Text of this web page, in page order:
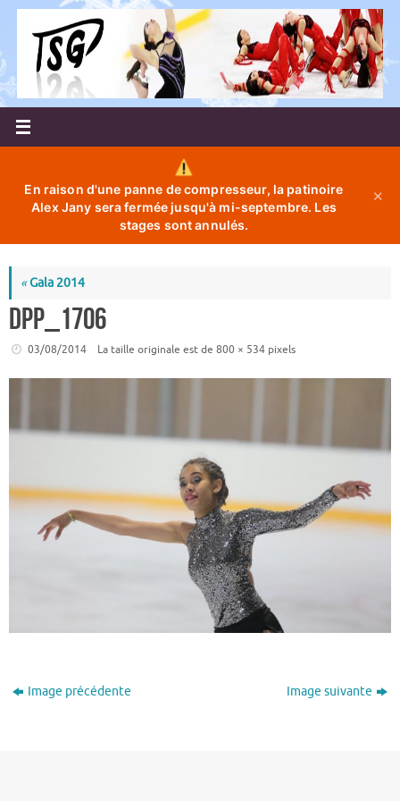
Passer
contenu
En raison d'une panne de compresseur, la patinoire
Alex Jany sera fermée jusqu'à mi-septembre. Les
stages sont annulés.
✕
«Gala 2014
DPP_1706
03/08/2014 La taille originale est de 800 × 534pixels
Image précédente Image suivante